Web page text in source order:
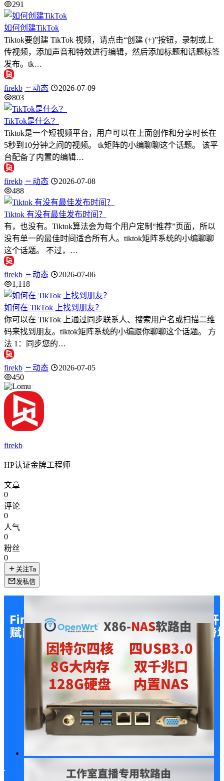
291
如何创建TikTok
Tiktok要创建 TikTok 视频，请点击“创建 (+)”按钮，录制或上
传视频，添加声音和特效进行编辑，然后添加标题和话题标签
发布。tk…
firekb 动态
2026-07-09
803
TikTok是什么？
Tiktok是一个短视频平台，用户可以在上面创作和分享时长在
5秒到10分钟之间的视频。 tk矩阵的小编聊聊这个话题。 该平
台配备了内置的编辑…
firekb 动态
2026-07-08
488
Tiktok 有没有最佳发布时间？
有，也没有。Tiktok算法会为每个用户定制“推荐”页面，所以
没有单一的最佳时间适合所有人。tiktok矩阵系统的小编聊聊
这个话题。 不过，…
firekb 动态
2026-07-06
1,118
如何在 TikTok 上找到朋友？
你可以在 TikTok 上通过同步联系人、搜索用户名或扫描二维
码来找到朋友。tiktok矩阵系统的小编跟你聊聊这个话题。 方
法 1：同步您的…
firekb 动态
2026-07-05
450
firekb
HP认证金牌工程师
文章
0
评论
0
人气
0
粉丝
0
关注Ta
发私信